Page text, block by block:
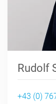
Rudolf
+43 (0)